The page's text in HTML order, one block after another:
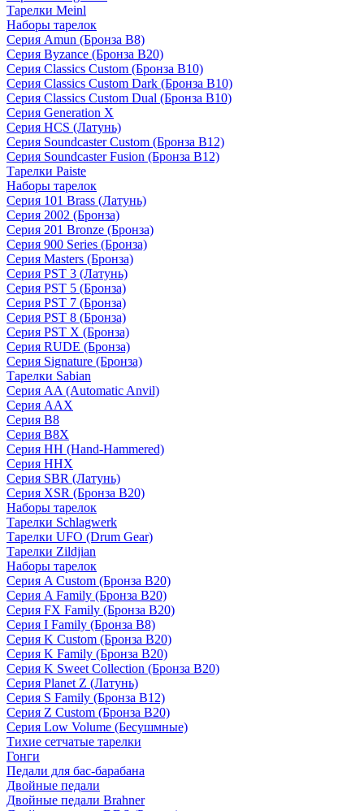
Тарелки Meinl
Наборы тарелок
Серия Amun (Бронза B8)
Серия Byzance (Бронза B20)
Серия Classics Custom (Бронза B10)
Серия Classics Custom Dark (Бронза B10)
Серия Classics Custom Dual (Бронза B10)
Серия Generation X
Серия HCS (Латунь)
Серия Soundcaster Custom (Бронза B12)
Серия Soundcaster Fusion (Бронза B12)
Тарелки Paiste
Наборы тарелок
Серия 101 Brass (Латунь)
Серия 2002 (Бронза)
Серия 201 Bronze (Бронза)
Серия 900 Series (Бронза)
Серия Masters (Бронза)
Серия PST 3 (Латунь)
Серия PST 5 (Бронза)
Серия PST 7 (Бронза)
Серия PST 8 (Бронза)
Серия PST X (Бронза)
Серия RUDE (Бронза)
Серия Signature (Бронза)
Тарелки Sabian
Серия AA (Automatic Anvil)
Серия AAX
Серия B8
Серия B8X
Серия HH (Hand-Hammered)
Серия HHX
Серия SBR (Латунь)
Серия XSR (Бронза B20)
Наборы тарелок
Тарелки Schlagwerk
Тарелки UFO (Drum Gear)
Тарелки Zildjian
Наборы тарелок
Серия A Custom (Бронза B20)
Серия A Family (Бронза B20)
Серия FX Family (Бронза B20)
Серия I Family (Бронза B8)
Серия K Custom (Бронза B20)
Серия K Family (Бронза B20)
Серия K Sweet Collection (Бронза B20)
Серия Planet Z (Латунь)
Серия S Family (Бронза B12)
Серия Z Custom (Бронза B20)
Серия Low Volume (Бесушмные)
Тихие сетчатые тарелки
Гонги
Педали для бас-барабана
Двойные педали
Двойные педали Brahner